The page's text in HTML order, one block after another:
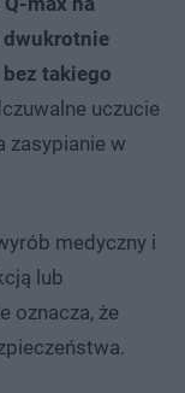
dwukrotnie
takiego
uczucie
zasypianie w
medyczny i
lub
oznacza, że